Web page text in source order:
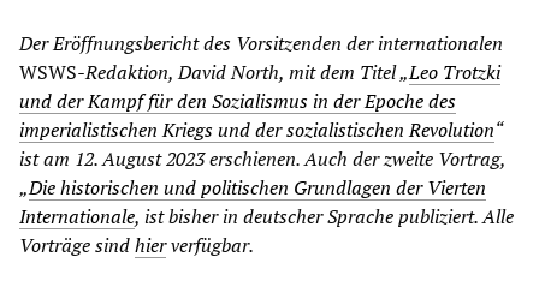
Der Eröffnungsbericht des Vorsitzenden der internationalen
WSWS-Redaktion, David North, mit dem Titel „Leo Trotzki
und der Kampf für den Sozialismus in der Epoche des
imperialistischen Kriegs und der sozialistischen Revolution“
ist am 12. August 2023 erschienen. Auch der zweite Vortrag,
„Die historischen und politischen Grundlagen der Vierten
Internationale, ist bisher in deutscher Sprache publiziert. Alle
Vorträge sindhierverfügbar.